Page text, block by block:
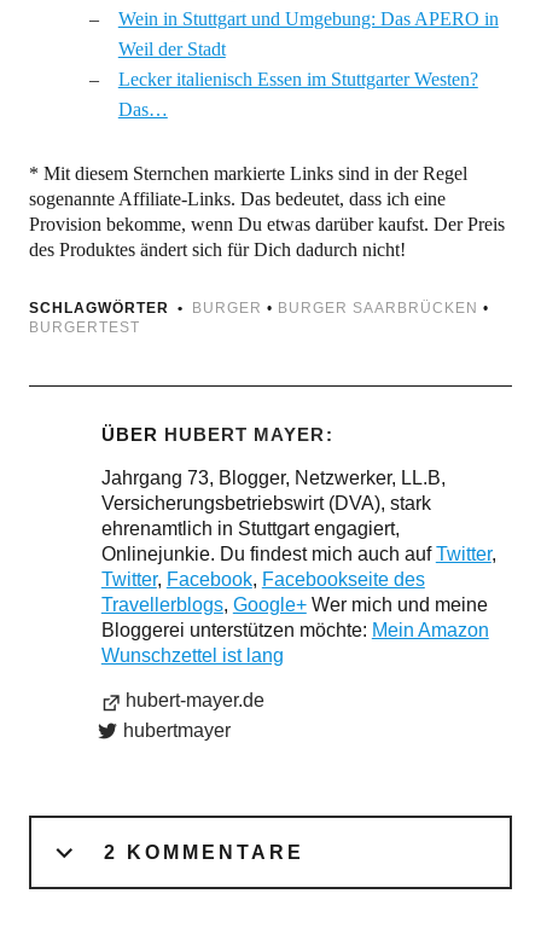
Wein in Stuttgart und Umgebung: Das APERO in
Weil der Stadt
Lecker italienisch Essen im Stuttgarter Westen?
Das…
* Mit diesem Sternchen markierte Links sind in der Regel
sogenannte Affiliate-Links. Das bedeutet, dass ich eine
Provision bekomme, wenn Du etwas darüber kaufst. Der Preis
des Produktes ändert sich für Dich dadurch nicht!
SCHLAGWÖRTER BURGER • BURGER SAARBRÜCKEN •
BURGERTEST
ÜBER HUBERT MAYER
Jahrgang 73, Blogger, Netzwerker, LL.B,
Versicherungsbetriebswirt (DVA), stark
ehrenamtlich in Stuttgart engagiert,
Onlinejunkie. Du findest mich auch aufTwitter,
Twitter, Facebook, Facebookseite des
Travellerblogs, Google+Wer mich und meine
Bloggerei unterstützen möchte: Mein Amazon
Wunschzettel ist lang
hubert-mayer.de
hubertmayer
2 KOMMENTARE